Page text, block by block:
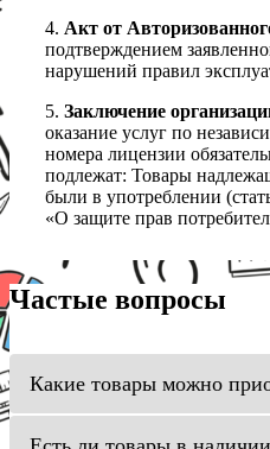
4. Акт от
подтверждением
нарушений правил
5. Заключение
оказание услуг по
номера лицензии
подлежат: Товары
были в употреблении
«О защите прав
Частые вопросы
Какие товары можно